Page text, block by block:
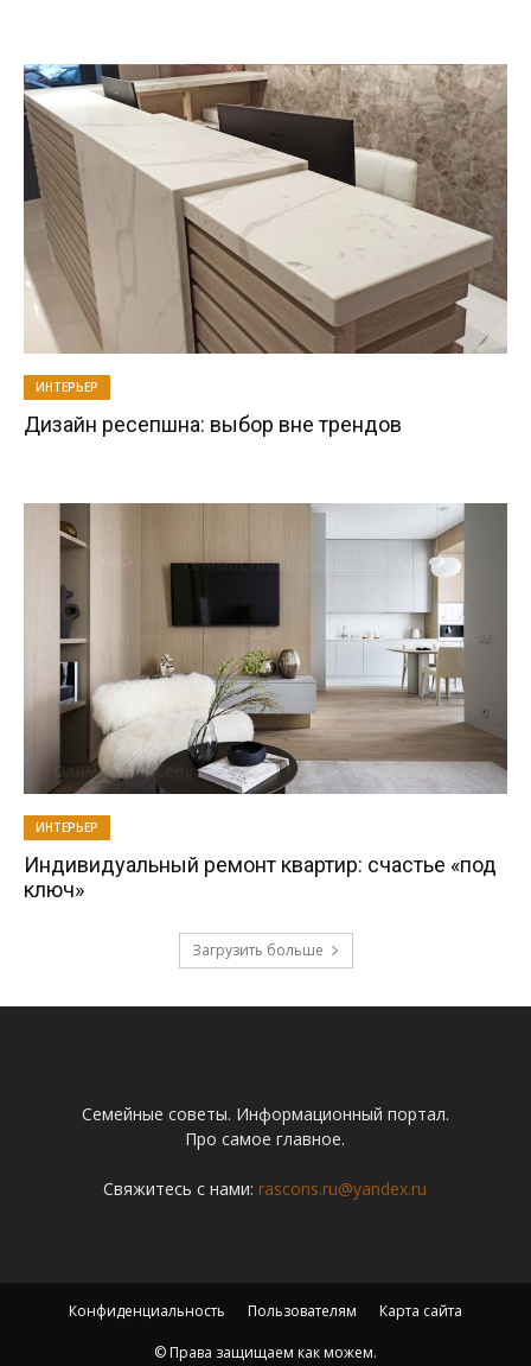
ИНТЕРЬЕР
Дизайн ресепшна: выбор вне трендов
ИНТЕРЬЕР
Индивидуальный ремонт квартир: счастье «под
ключ»
Загрузить больше
Семейные советы. Информационный портал.
Про самое главное.
Свяжитесь с нами: rascons.ru@yandex.ru
Конфиденциальность Пользователям Карта сайта
© Права защищаем как можем.